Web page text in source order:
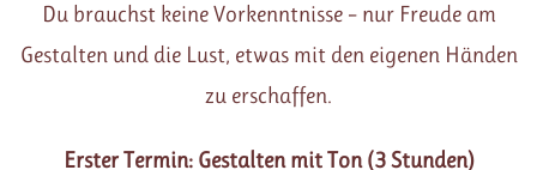
Du brauchst keine Vorkenntnisse – nur Freude am
Gestalten und die Lust, etwas mit den eigenen Händen
zu erschaffen.
Erster Termin: Gestalten mit Ton (3 Stunden)